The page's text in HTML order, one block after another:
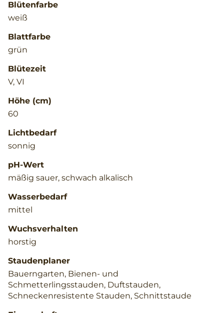
Blütenfarbe
weiß
Blattfarbe
grün
Blütezeit
V, VI
Höhe (cm)
60
Lichtbedarf
sonnig
pH-Wert
mäßig sauer, schwach alkalisch
Wasserbedarf
mittel
Wuchsverhalten
horstig
Staudenplaner
Bauerngarten, Bienen- und
Schmetterlingsstauden, Duftstauden,
Schneckenresistente Stauden, Schnittstaude